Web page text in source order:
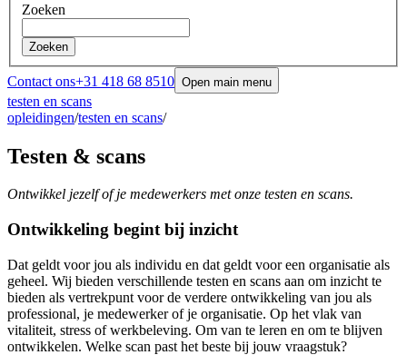
Zoeken
Zoeken
Contact ons+31 418 68 8510 Open main menu
testen en scans
opleidingen/testen en scans/
Testen & scans
Ontwikkel jezelf of je medewerkers met onze testen en scans.
Ontwikkeling begint bij inzicht
Dat geldt voor jou als individu en dat geldt voor een organisatie als
geheel. Wij bieden verschillende testen en scans aan om inzicht te
bieden als vertrekpunt voor de verdere ontwikkeling van jou als
professional, je medewerker of je organisatie. Op het vlak van
vitaliteit, stress of werkbeleving. Om van te leren en om te blijven
ontwikkelen. Welke scan past het beste bij jouw vraagstuk?